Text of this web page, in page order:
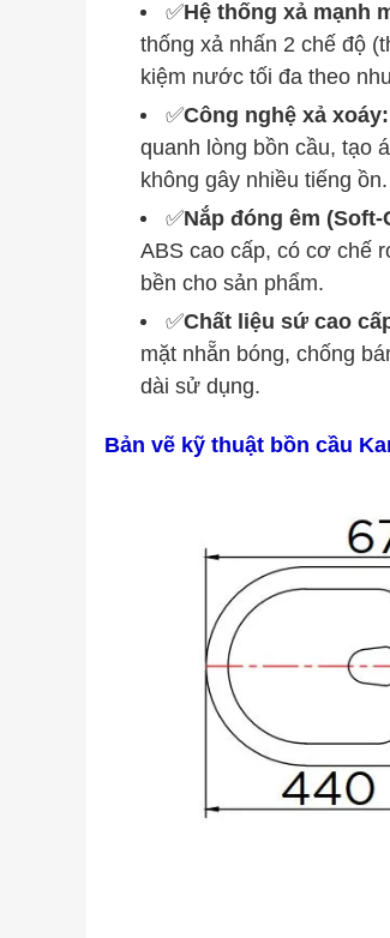
✅Hệ thống xả mạnh
thống xả nhấn 2 chế độ
kiệm nước tối đa theo
✅Công nghệ xả xoáy:
quanh lòng bồn cầu, tạo
không gây nhiều tiếng ồn.
✅Nắp đóng êm (Soft-
ABS cao cấp, có cơ chế
bền cho sản phẩm.
✅Chất liệu sứ cao
mặt nhẵn bóng, chống
dài sử dụng.
Bản vẽ kỹ thuật bồn cầu